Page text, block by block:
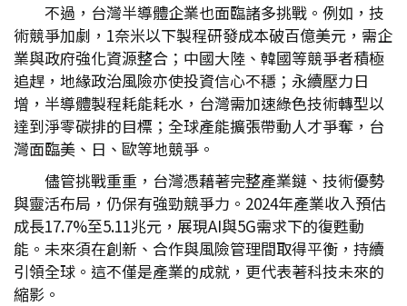
不過，台灣半導體企業也面臨諸多挑戰。例如，技
術競爭加劇，1奈米以下製程研發成本破百億美元，需企
業與政府強化資源整合；中國大陸、韓國等競爭者積極
追趕，地緣政治風險亦使投資信心不穩；永續壓力日
增，半導體製程耗能耗水，台灣需加速綠色技術轉型以
達到淨零碳排的目標；全球產能擴張帶動人才爭奪，台
灣面臨美、日、歐等地競爭。
儘管挑戰重重，台灣憑藉著完整產業鏈、技術優勢
與靈活布局，仍保有強勁競爭力。2024年產業收入預估
成長17.7%至5.11兆元，展現AI與5G需求下的復甦動
能。未來須在創新、合作與風險管理間取得平衡，持續
引領全球。這不僅是產業的成就，更代表著科技未來的
縮影。